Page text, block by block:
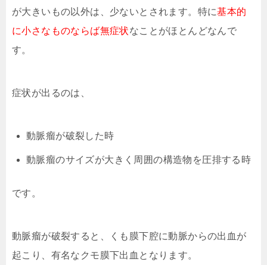
が大きいもの以外は、少ないとされます。特に基本的
に小さなものならば無症状なことがほとんどなんで
す。
症状が出るのは、
動脈瘤が破裂した時
動脈瘤のサイズが大きく周囲の構造物を圧排する時
です。
動脈瘤が破裂すると、くも膜下腔に動脈からの出血が
起こり、有名なクモ膜下出血となります。